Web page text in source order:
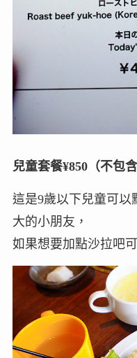
兒童套餐¥850（不包
這是9歲以下兒童可以
大的小朋友，
如果想要加點沙拉吧